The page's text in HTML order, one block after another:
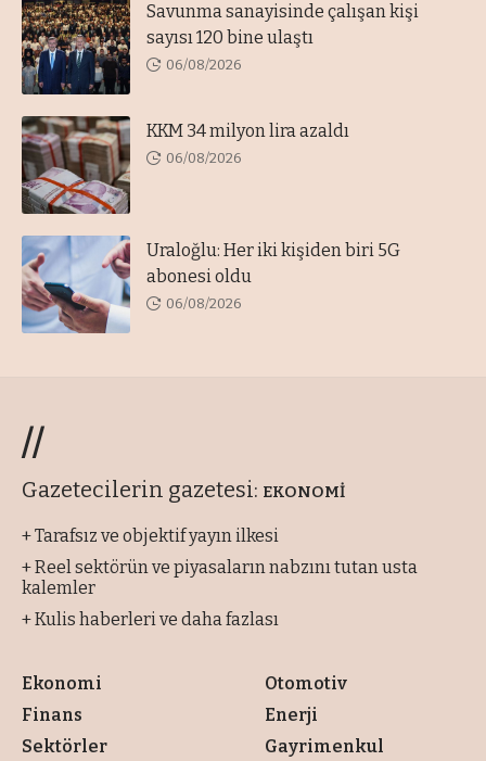
Savunma sanayisinde çalışan kişi
sayısı 120 bine ulaştı
06/08/2026
KKM 34 milyon lira azaldı
06/08/2026
Uraloğlu: Her iki kişiden biri 5G
abonesi oldu
06/08/2026
//
Gazetecilerin gazetesi: EKONOMİ
+ Tarafsız ve objektif yayın ilkesi
+ Reel sektörün ve piyasaların nabzını tutan usta
kalemler
+ Kulis haberleri ve daha fazlası
Ekonomi
Finans
Sektörler
Otomotiv
Enerji
Gayrimenkul